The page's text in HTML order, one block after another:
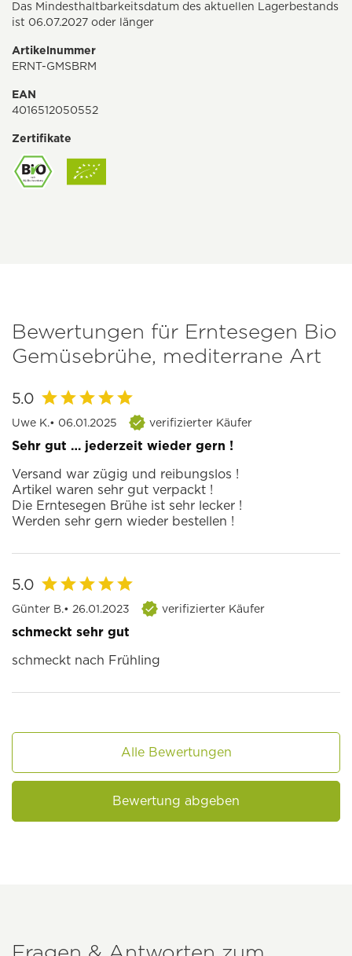
Das Mindesthaltbarkeitsdatum des aktuellen Lagerbestands
ist 06.07.2027 oder länger
Artikelnummer
ERNT-GMSBRM
EAN
4016512050552
Zertifikate
Bewertungen für Erntesegen Bio
Gemüsebrühe, mediterrane Art
5.0
Uwe K.• 06.01.2025 verifizierter Käufer
Sehr gut … jederzeit wieder gern !
Versand war zügig und reibungslos !
Artikel waren sehr gut verpackt !
Die Erntesegen Brühe ist sehr lecker !
Werden sehr gern wieder bestellen !
5.0
Günter B.• 26.01.2023 verifizierter Käufer
schmeckt sehr gut
schmeckt nach Frühling
Alle Bewertungen
Bewertung abgeben